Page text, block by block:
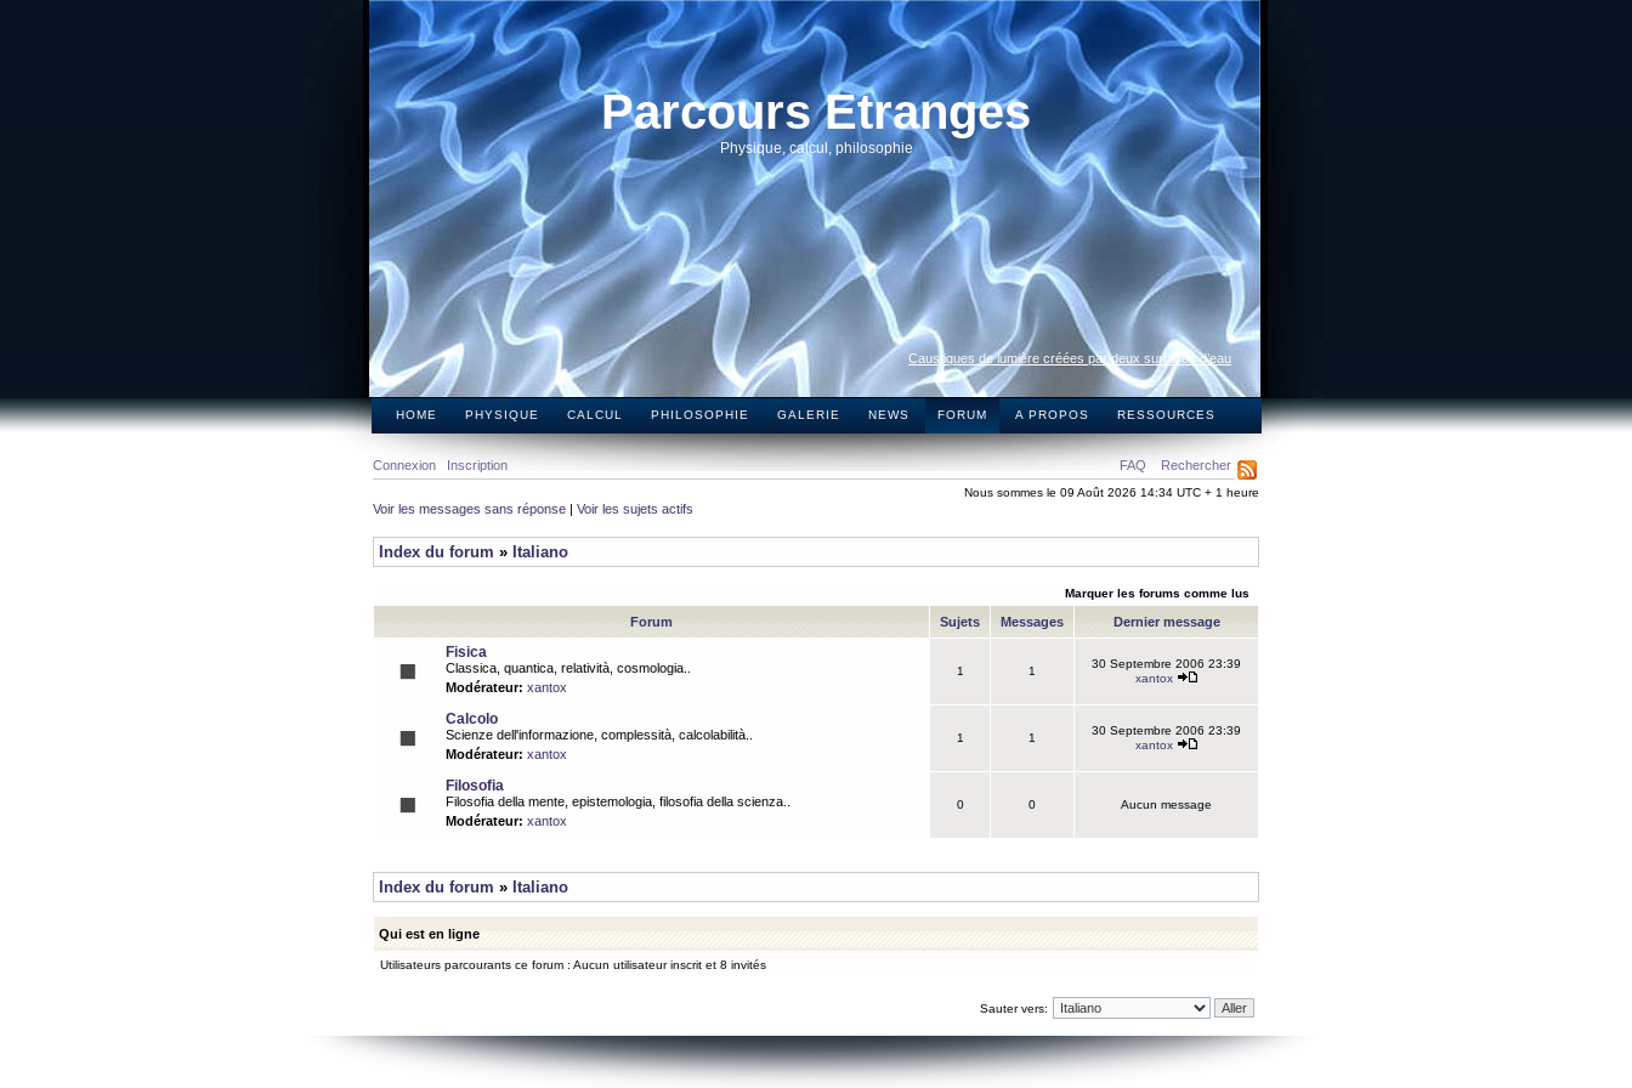
Parcours Etranges
Physique, calcul, philosophie
Caustiques de lumière créées par deux surfaces d’eau
HOME PHYSIQUE CALCUL PHILOSOPHIE GALERIE NEWS FORUM A PROPOS RESSOURCES
FAQ Rechercher
Connexion Inscription
Nous sommes le 09 Août 2026 14:34 UTC + 1 heure
Voir les messages sans réponse | Voir les sujets actifs
Index du forum » Italiano
Marquer les forums comme lus
Forum Sujets Messages Dernier message
Fisica
Classica, quantica, relatività, cosmologia..
Modérateur: xantox
1 1
30 Septembre 2006 23:39
xantox
Calcolo
Scienze dell'informazione, complessità, calcolabilità..
Modérateur: xantox
1 1
30 Septembre 2006 23:39
xantox
Filosofia
Filosofia della mente, epistemologia, filosofia della scienza..
Modérateur: xantox
0 0 Aucun message
Index du forum » Italiano
Qui est en ligne
Utilisateurs parcourants ce forum : Aucun utilisateur inscrit et 8 invités
Sauter vers: